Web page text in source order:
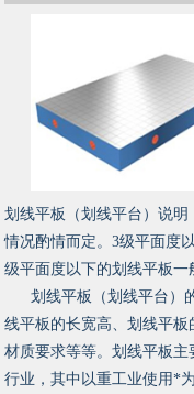
划线平板（划线平台）说
情况酌情而定。3级平面度
级平面度以下的划线平板一
划线平板（划线平台）
线平板的长宽高、划线平
材质要求等等。划线平板
行业，其中以重工业使用*